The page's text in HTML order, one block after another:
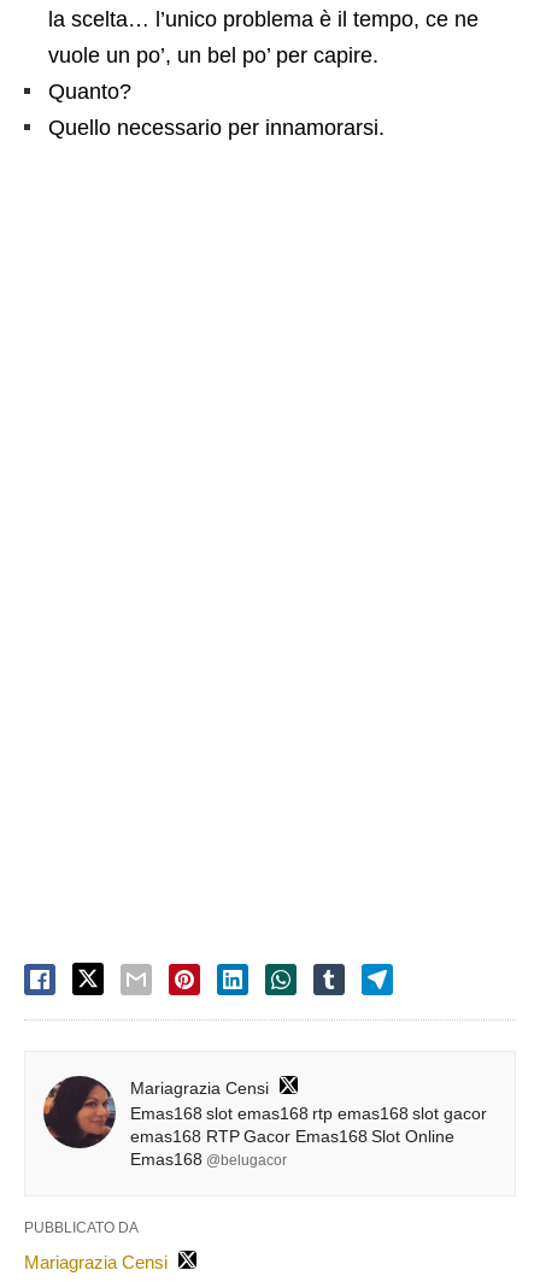
la scelta… l’unico problema è il tempo, ce ne
vuole un po’, un bel po’ per capire.
Quanto?
Quello necessario per innamorarsi.
Mariagrazia Censi
Emas168 slot emas168 rtp emas168 slot gacor
emas168 RTPGacor Emas168 Slot Online
Emas168 @belugacor
PUBBLICATO DA
Mariagrazia Censi